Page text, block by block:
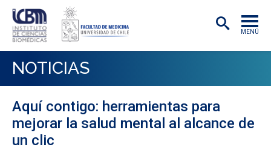
MENÚ
ACADÉMICAS/OS
INVESTIGACIÓN
NOTICIAS
Aquí contigo: herramientas para
mejorar la salud mental al alcance de
un clic